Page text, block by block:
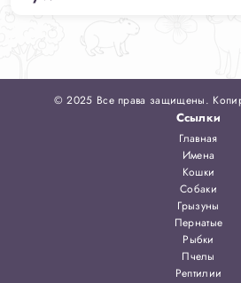
© 2025 Все права защищены.
Ссылки
Главная
Имена
Кошки
Собаки
Грызуны
Пернатые
Рыбки
Пчелы
Рептилии